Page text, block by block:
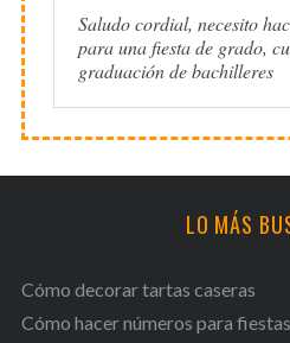
Saludo cordial, necesito
para una fiesta de grado,
graduación de bachilleres
LO MÁS
Cómo decorar tartas caseras
Cómo hacer números para fiestas